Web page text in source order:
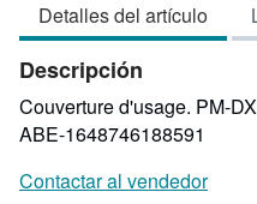
Detalles del artículo
Descripción
Couverture d'usage. PM-
ABE-1648746188591
Contactar al vendedor